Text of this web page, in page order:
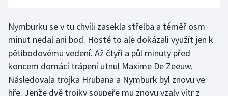
Rychlobruslení
Rychlostní kanoistika
Short track
Nymburku se v tu chvíli zasekla střelba a téměř osm
minut nedal ani bod. Hosté to ale dokázali využít jen k
pětibodovému vedení. Až čtyři a půl minuty před
koncem domácí trápení utnul Maxime De Zeeuw.
Následovala trojka Hrubana a Nymburk byl znovu ve
hře. Jenže dvě trojky soupeře mu znovu vzaly vítr z